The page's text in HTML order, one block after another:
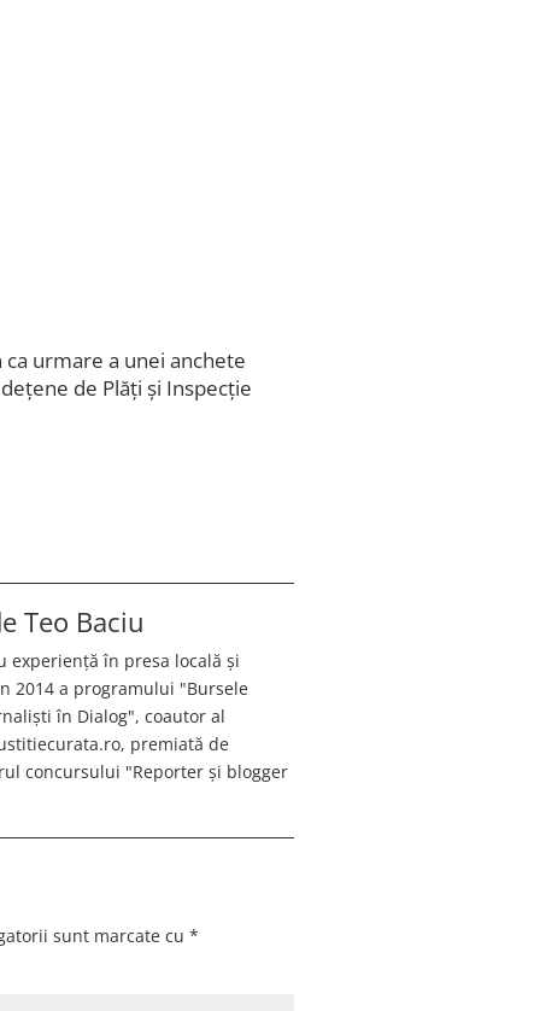
urmare a unei anchete
de Plăți și Inspecție
Teo Baciu
experiență în presa locală și
2014 a programului "Bursele
în Dialog", coautor al
premiată de
concursului "Reporter și blogger
sunt marcate cu *